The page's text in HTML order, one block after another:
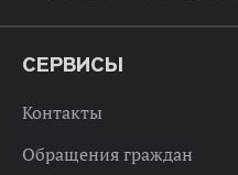
СЕРВИСЫ
Контакты
Обращения граждан